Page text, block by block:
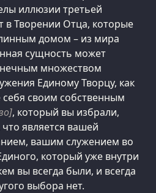
иллюзии третьей
в Творении Отца, которые
домом – из мира
сущность может
множеством
Единому Творцу, как
своим собственным
, который вы избрали,
является вашей
вашим служением во
который уже внутри
вы всегда были, и всегда
выбора нет.